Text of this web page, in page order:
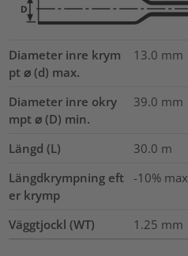
Diameter inre krym
pt ⌀ (d) max.
13.0 mm
Diameter inre okry
mpt ⌀ (D) min.
39.0 mm
Längd (L) 30.0 m
Längdkrympning eft
er krymp
-10% max
Väggtjockl (WT) 1.25 mm